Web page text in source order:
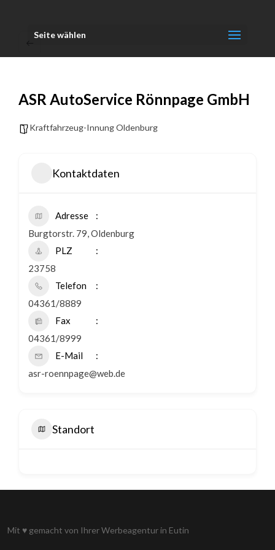
Seite wählen
ASR AutoService Rönnpage GmbH
Kraftfahrzeug-Innung Oldenburg
Kontaktdaten
Adresse
Burgtorstr. 79, Oldenburg
PLZ
23758
Telefon
04361/8889
Fax
04361/8999
E-Mail
asr-roennpage@web.de
Standort
Mit ♥ gemacht von IhrerWerbeagentur in Eutin